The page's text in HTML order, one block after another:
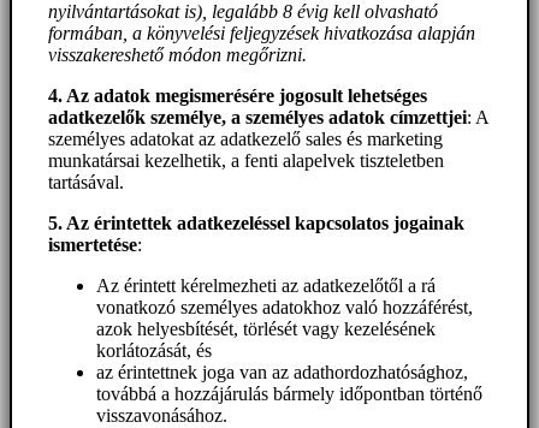
nyilvántartásokat is), legalább 8 évig kell olvasható
formában, a könyvelési feljegyzések hivatkozása alapján
visszakereshető módon megőrizni.
4. Az adatok megismerésére jogosult lehetséges
adatkezelők személye, a személyes adatok címzettjei: A
személyes adatokat az adatkezelő sales és marketing
munkatársai kezelhetik, a fenti alapelvek tiszteletben
tartásával.
5. Az érintettek adatkezeléssel kapcsolatos jogainak
ismertetése:
Az érintett kérelmezheti az adatkezelőtől a rá
vonatkozó személyes adatokhoz való hozzáférést,
azok helyesbítését, törlését vagy kezelésének
korlátozását, és
az érintettnek joga van az adathordozhatósághoz,
továbbá a hozzájárulás bármely időpontban történő
visszavonásához.